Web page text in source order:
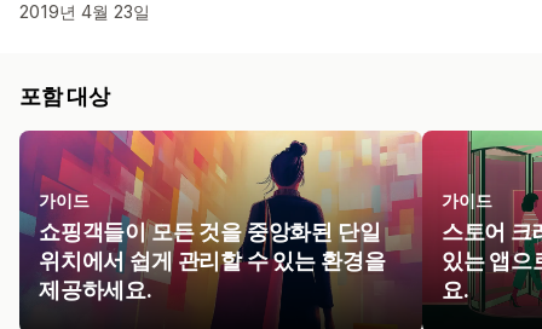
2019년 4월 23일
포함 대상
가이드
쇼핑객들이 모든 것을 중앙화된 단일
위치에서 쉽게 관리할 수 있는 환경을
제공하세요.
가이드
스토어 크
있는 앱으
요.